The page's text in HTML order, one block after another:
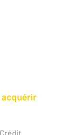
acquérir